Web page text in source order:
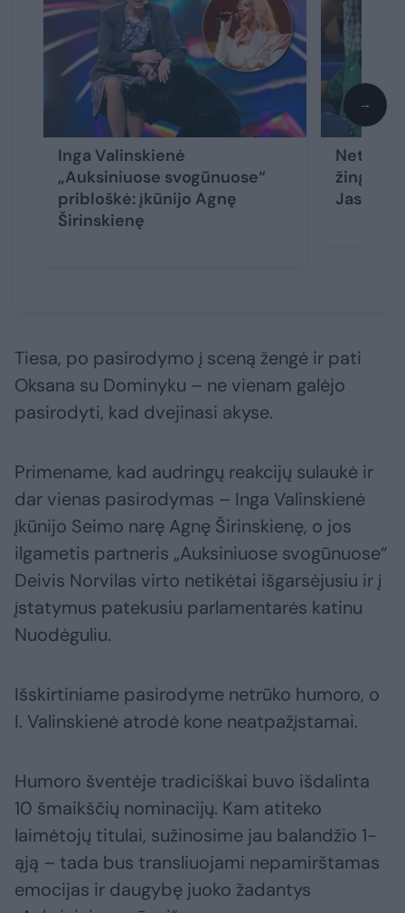
Inga Valinskienė
„Auksiniuose svogūnuose“
pribloškė: įkūnijo Agnę
Širinskienę
Jasaitį
→
Tiesa, po pasirodymo į sceną žengė ir pati
Oksana su Dominyku – ne vienam galėjo
pasirodyti, kad dvejinasi akyse.
Primename, kad audringų reakcijų sulaukė ir
dar vienas pasirodymas – Inga Valinskienė
įkūnijo Seimo narę Agnę Širinskienę, o jos
ilgametis partneris „Auksiniuose svogūnuose“
Deivis Norvilas virto netikėtai išgarsėjusiu ir į
įstatymus patekusiu parlamentarės katinu
Nuodėguliu.
Išskirtiniame pasirodyme netrūko humoro, o
I. Valinskienė atrodė kone neatpažįstamai.
Humoro šventėje tradiciškai buvo išdalinta
10 šmaikščių nominacijų. Kam atiteko
laimėtojų titulai, sužinosime jau balandžio 1-
ąją – tada bus transliuojami nepamirštamas
emocijas ir daugybę juoko žadantys